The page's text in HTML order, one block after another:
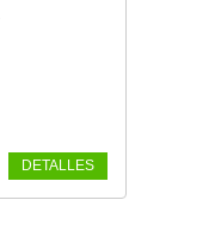
DETALLES